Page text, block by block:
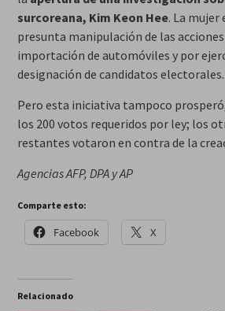
surcoreana, Kim Keon Hee. La mujer
presunta manipulación de las
importación de automóviles y por
designación de candidatos electorales.
Pero esta iniciativa tampoco
los 200 votos requeridos por ley; los
restantes votaron en contra de la
Agencias AFP, DPA y AP
Comparte esto:
Facebook X
Relacionado